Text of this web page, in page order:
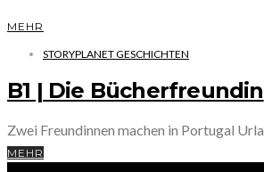
MEHR
STORYPLANET GESCHICHTEN
B1 | Die Bücherfreundin
Zwei Freundinnen machen in Portugal
MEHR